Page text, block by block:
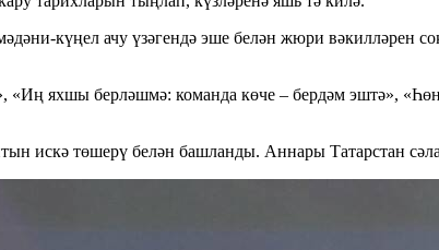
күңел ачу үзәгендә эше белән жюри вәкилләрен
яхшы берләшмә: команда көче – бердәм эштә»,
искә төшерү белән башланды. Аннары Татарстан